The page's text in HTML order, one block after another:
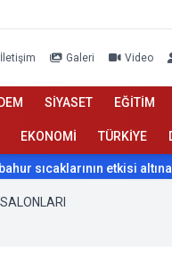
İletişim Galeri Video
SİYASET EĞİTİM
EKONOMİ TÜRKİYE
etkisi altına giriyor